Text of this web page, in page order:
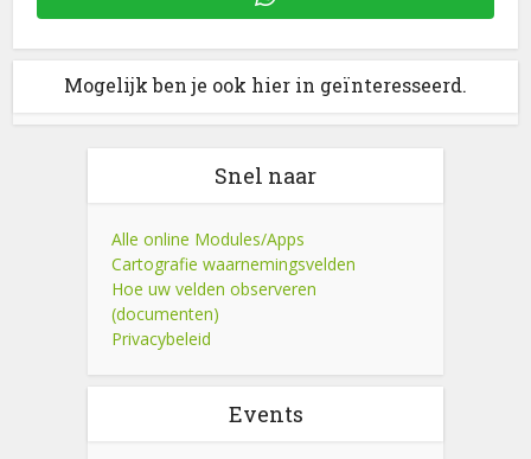
Mogelijk ben je ook hier in geïnteresseerd.
Snel naar
Alle online Modules/Apps
Cartografie waarnemingsvelden
Hoe uw velden observeren
(documenten)
Privacybeleid
Events